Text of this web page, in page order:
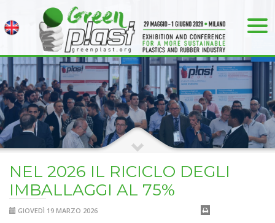
NEL 2026 IL RICICLO DEGLI
IMBALLAGGI AL 75%
GIOVEDÌ 19 MARZO 2026